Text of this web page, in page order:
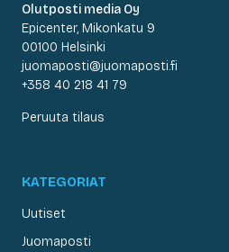
Olutposti media Oy
Epicenter, Mikonkatu 9
00100 Helsinki
juomaposti@juomaposti.fi
+358 40 218 41 79
Peruuta tilaus
KATEGORIAT
Uutiset
Juomaposti